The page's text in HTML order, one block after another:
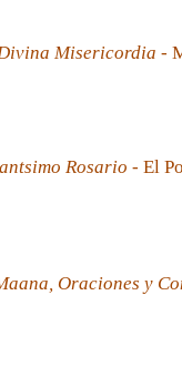
Misericordia -
Rosario - El
Oraciones y